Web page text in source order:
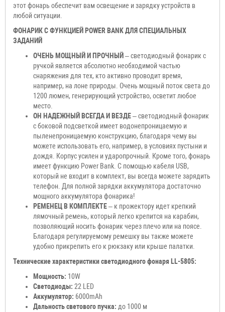
этот фонарь обеспечит вам освещение и зарядку устройств в
любой ситуации.
ФОНАРИК С ФУНКЦИЕЙ POWER BANK ДЛЯ СПЕЦИАЛЬНЫХ
ЗАДАНИЙ
ОЧЕНЬ МОЩНЫЙ И ПРОЧНЫЙ – светодиодный фонарик с
ручкой является абсолютно необходимой частью
снаряжения для тех, кто активно проводит время,
например, на лоне природы. Очень мощный поток света до
1200 люмен, генерирующий устройство, осветит любое
место.
ОН НАДЕЖНЫЙ ВСЕГДА И ВЕЗДЕ– светодиодный фонарик
с боковой подсветкой имеет водонепроницаемую и
пыленепроницаемую конструкцию, благодаря чему вы
можете использовать его, например, в условиях пустыни и
дождя. Корпус усилен и ударопрочный. Кроме того, фонарь
имеет функцию Power Bank. С помощью кабеля USB,
который не входит в комплект, вы всегда можете зарядить
телефон. Для полной зарядки аккумулятора достаточно
мощного аккумулятора фонарика!
РЕМЕНЕЦ В КОМПЛЕКТЕ– к прожектору идет крепкий
лямочный ремень, который легко крепится на карабин,
позволяющий носить фонарик через плечо или на поясе.
Благодаря регулируемому ремешку вы также можете
удобно прикрепить его к рюкзаку или крыше палатки.
Технические характеристики светодиодного фонаря LL-5805:
Мощность: 10W
Светодиоды: 22 LED
Аккумулятор: 6000mAh
Дальность светового пучка: до 1000 м